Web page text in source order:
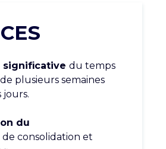
significative du temps
plusieurs semaines
du
de consolidation et